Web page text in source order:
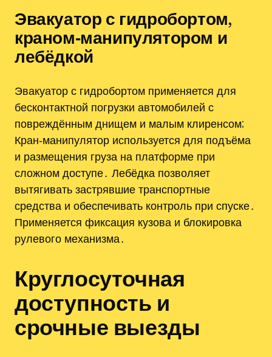
Эвакуатор с гидробортом,
краном‑манипулятором и
лебёдкой
Эвакуатор с гидробортом применяется для
бесконтактной погрузки автомобилей с
повреждённым днищем и малым клиренсом;
Кран‑манипулятор используется для подъёма
и размещения груза на платформе при
сложном доступе․ Лебёдка позволяет
вытягивать застрявшие транспортные
средства и обеспечивать контроль при спуске․
Применяется фиксация кузова и блокировка
рулевого механизма․
Круглосуточная
доступность и
срочные выезды